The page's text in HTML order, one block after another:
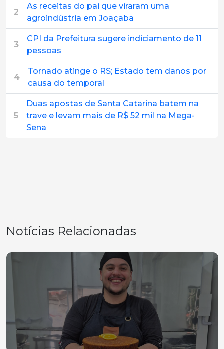
2
As receitas do pai que viraram uma
agroindústria em Joaçaba
3
CPI da Prefeitura sugere indiciamento de 11
pessoas
4
Tornado atinge o RS; Estado tem danos por
causa do temporal
5
Duas apostas de Santa Catarina batem na
trave e levam mais de R$ 52 mil na Mega-
Sena
Notícias Relacionadas